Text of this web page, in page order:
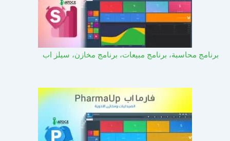
برنامج محاسبة، برنامج مبيعات، برنامج مخازن، سيلز اب